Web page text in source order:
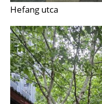
Hefang utca